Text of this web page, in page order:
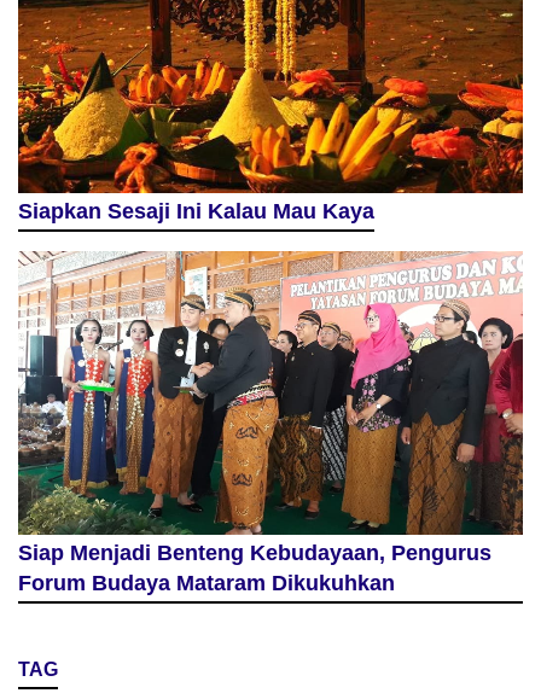
Siapkan Sesaji Ini Kalau Mau Kaya
Siap Menjadi Benteng Kebudayaan, Pengurus
Forum Budaya Mataram Dikukuhkan
TAG